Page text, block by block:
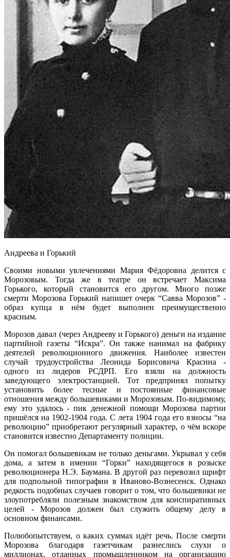
Андреева и Горький
Своими новыми увлечениями Мария Фёдоровна делится с
Морозовым. Тогда же в театре он встречает Максима
Горького, который становится его другом. Много позже
смерти Морозова Горький напишет очерк “Савва Морозов” -
образ купца в нём будет выполнен преимущественно
красным.
Морозов давал (через Андрееву и Горького) деньги на издание
партийной газеты “Искра”. Он также нанимал на фабрику
деятелей революционного движения. Наиболее известен
случай трудоустройства Леонида Борисовича Красина -
одного из лидеров РСДРП. Его взяли на должность
заведующего электростанцией. Тот предпринял попытку
установить более тесные и постоянные финансовые
отношения между большевиками и Морозовым. По-видимому,
ему это удалось - пик денежной помощи Морозова партии
пришёлся на 1902-1904 года. С лета 1904 года его взносы “на
революцию” приобретают регулярный характер, о чём вскоре
становится известно Департаменту полиции.
Он помогал большевикам не только деньгами. Укрывал у себя
дома, а затем в имении “Горки” находящегося в розыске
революционера Н.Э. Баумана. В другой раз перевозил шрифт
для подпольной типографии в Иваново-Вознесенск. Однако
редкость подобных случаев говорит о том, что большевики не
злоупотребляли полезным знакомством для конспиративных
целей - Морозов должен был служить общему делу в
основном финансами.
Полюбопытствуем, о каких суммах идёт речь. После смерти
Морозова благодаря газетчикам разнеслись слухи о
миллионах, отданных промышленником на организацию